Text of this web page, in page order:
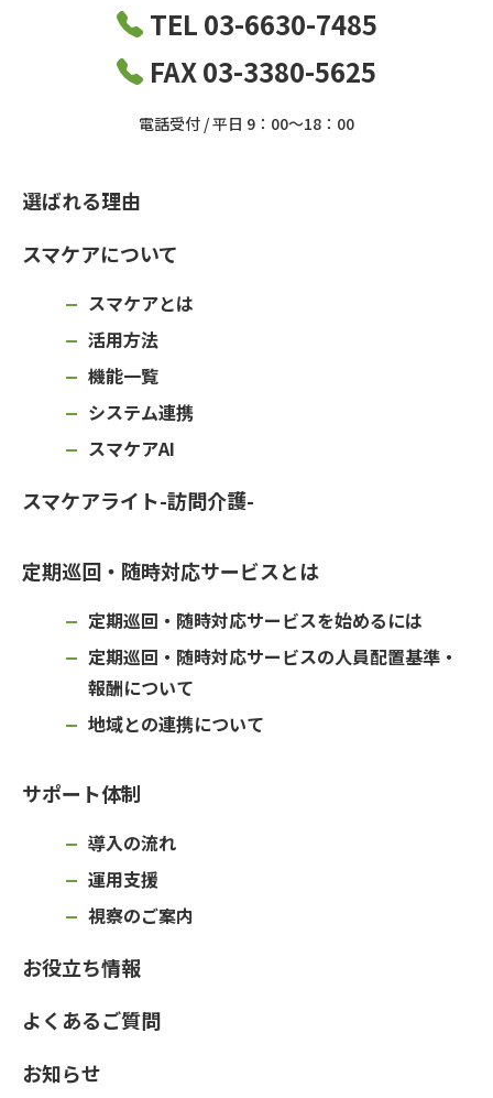
TEL 03-6630-7485
FAX 03-3380-5625
電話受付 / 平日 9：00～18：00
選ばれる理由
スマケアについて
スマケアとは
活用方法
機能一覧
システム連携
スマケアAI
スマケアライト-訪問介護-
定期巡回・随時対応サービスとは
定期巡回・随時対応サービスを始めるには
定期巡回・随時対応サービスの人員配置基準・
報酬について
地域との連携について
サポート体制
導入の流れ
運用支援
視察のご案内
お役立ち情報
よくあるご質問
お知らせ